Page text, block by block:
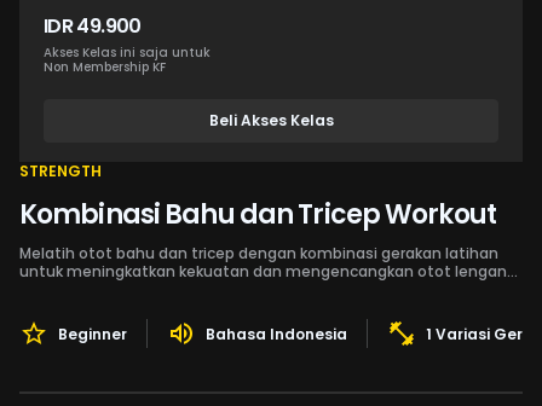
IDR 49.900
Akses Kelas ini saja untuk
Non Membership KF
Beli Akses Kelas
STRENGTH
Kombinasi Bahu dan Tricep Workout
Melatih otot bahu dan tricep dengan kombinasi gerakan latihan
untuk meningkatkan kekuatan dan mengencangkan otot lengan
Beginner Bahasa Indonesia 1 Variasi